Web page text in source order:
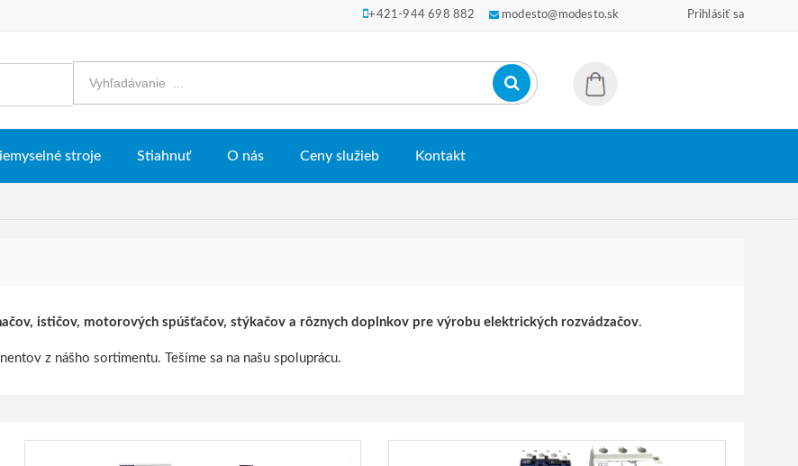
+421-944 698 882 modesto@modesto.sk Prihlásiť sa
stroje Stiahnuť O nás Ceny služieb Kontakt
ističov, motorových spúšťačov, stýkačov a rôznych doplnkov pre výrobu elektrických rozvádzačov.
z nášho sortimentu. Tešíme sa na našu spoluprácu.